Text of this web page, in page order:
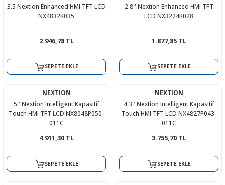
3.5 Nextion Enhanced HMI TFT LCD
NX4832K035
2.946,78 TL
SEPETE EKLE
2.8'' Nextion Enhanced HMI TFT
LCD NX3224K028
1.877,85 TL
SEPETE EKLE
NEXTION
5'' Nextion Intelligent Kapasitif
Touch HMI TFT LCD NX8048P050-
011C
4.911,30 TL
SEPETE EKLE
NEXTION
4.3'' Nextion Intelligent Kapasitif
Touch HMI TFT LCD NX4827P043-
011C
3.755,70 TL
SEPETE EKLE